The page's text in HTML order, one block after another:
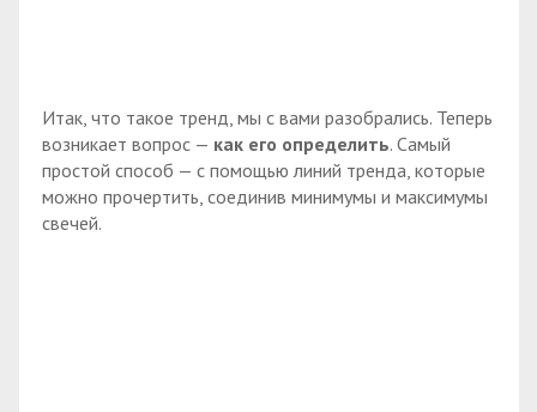
Итак, что такое тренд, мы с вами разобрались. Теперь
возникает вопрос — как его определить. Самый
простой способ — с помощью линий тренда, которые
можно прочертить, соединив минимумы и максимумы
свечей.